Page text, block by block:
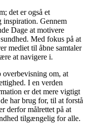
det er også et
inspiration. Gennem
Dage at motivere
Med fokus på at
mediet til åbne samtaler
at navigere i.
overbevisning om, at
I en verden
er det mere vigtigt
har brug for, til at forstå
derfor målrettet på at
tilgængelig for alle.